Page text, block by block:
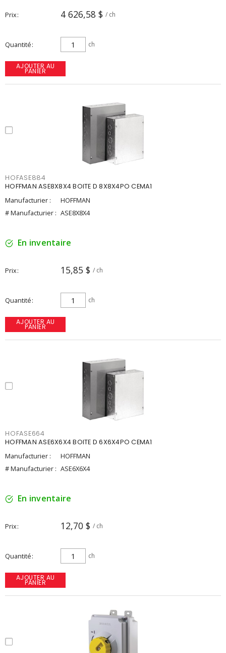
Prix 4 626,58 $ / ch
Quantité ch
AJOUTER AU
PANIER
HOFASE884
HOFFMAN ASE8X8X4 BOITE D 8X8X4PO CEMA1
Manufacturier :
HOFFMAN
# Manufacturier : ASE8X8X4
En inventaire
Prix 15,85 $ / ch
Quantité ch
AJOUTER AU
PANIER
HOFASE664
HOFFMAN ASE6X6X4 BOITE D 6X6X4PO CEMA1
Manufacturier :
HOFFMAN
# Manufacturier : ASE6X6X4
En inventaire
Prix 12,70 $ / ch
Quantité ch
AJOUTER AU
PANIER